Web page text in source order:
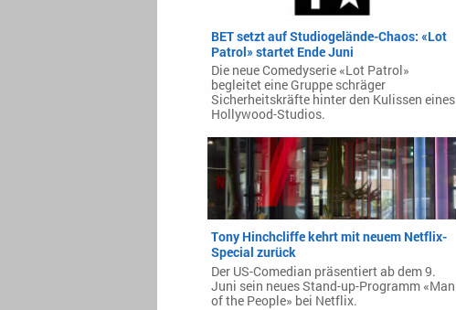
BET setzt auf Studiogelände-Chaos: «Lot
Patrol» startet Ende Juni
Die neue Comedyserie «Lot Patrol»
begleitet eine Gruppe schräger
Sicherheitskräfte hinter den Kulissen eines
Hollywood-Studios.
Tony Hinchcliffe kehrt mit neuem Netflix-
Special zurück
Der US-Comedian präsentiert ab dem 9.
Juni sein neues Stand-up-Programm «Man
of the People» bei Netflix.